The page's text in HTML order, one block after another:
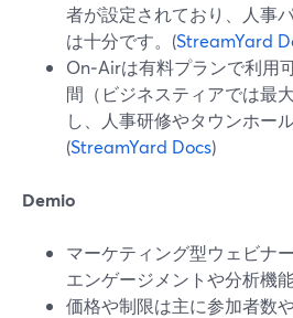
者が設定されており、人事
は十分です。(StreamYard
On‑Airは有料プランで利用
間（ビジネスティアでは最
し、人事研修やタウンホー
(StreamYard Docs)
Demio
マーケティング型ウェビナ
エンゲージメントや分析機
価格や制限は主に参加者数